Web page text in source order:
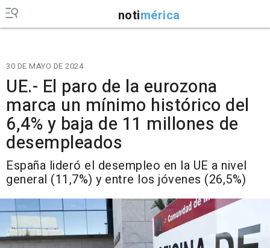
notimérica
30 DE MAYO DE 2024
UE.- El paro de la eurozona
marca un mínimo histórico del
6,4% y baja de 11 millones de
desempleados
España lideró el desempleo en la UE a nivel
general (11,7%) y entre los jóvenes (26,5%)